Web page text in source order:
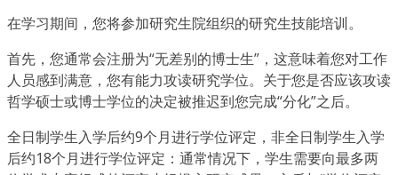
在学习期间，您将参加研究生院组织的研究生技能培训。
首先，您通常会注册为“无差别的博士生”，这意味着您对工作
人员感到满意，您有能力攻读研究学位。关于您是否应该攻读
哲学硕士或博士学位的决定被推迟到您完成“分化”之后。
全日制学生入学后约9个月进行学位评定，非全日制学生入学
后约18个月进行学位评定：通常情况下，学生需要向最多两